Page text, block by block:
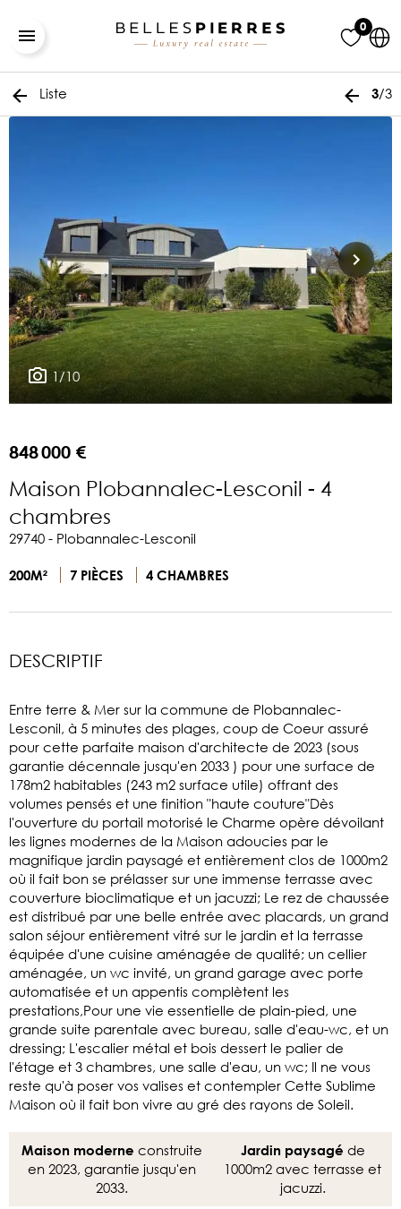
0
Liste 3/3
1/10
848 000 €
Maison Plobannalec-Lesconil - 4
chambres
29740 - Plobannalec-Lesconil
200M² 7 PIÈCES 4 CHAMBRES
DESCRIPTIF
Entre terre & Mer sur la commune de Plobannalec-
Lesconil, à 5 minutes des plages, coup de Coeur assuré
pour cette parfaite maison d'architecte de 2023 (sous
garantie décennale jusqu'en 2033 ) pour une surface de
178m2 habitables (243 m2 surface utile) offrant des
volumes pensés et une finition "haute couture"Dès
l'ouverture du portail motorisé le Charme opère dévoilant
les lignes modernes de la Maison adoucies par le
magnifique jardin paysagé et entièrement clos de 1000m2
où il fait bon se prélasser sur une immense terrasse avec
couverture bioclimatique et un jacuzzi; Le rez de chaussée
est distribué par une belle entrée avec placards, un grand
salon séjour entièrement vitré sur le jardin et la terrasse
équipée d'une cuisine aménagée de qualité; un cellier
aménagée, un wc invité, un grand garage avec porte
automatisée et un appentis complètent les
prestations,Pour une vie essentielle de plain-pied, une
grande suite parentale avec bureau, salle d'eau-wc, et un
dressing; L'escalier métal et bois dessert le palier de
l'étage et 3 chambres, une salle d'eau, un wc; Il ne vous
reste qu'à poser vos valises et contempler Cette Sublime
Maison où il fait bon vivre au gré des rayons de Soleil.
Maison moderne construite
en 2023, garantie jusqu'en
2033.
Jardin paysagé de
1000m2 avec terrasse et
jacuzzi.